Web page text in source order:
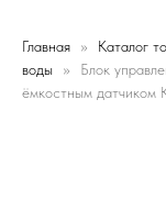
Главная Каталог
воды
Блок
ёмкостным датчиком